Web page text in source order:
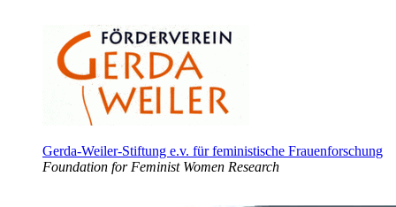
Gerda-Weiler-Stiftung e.v. für feministische Frauenforschung
Foundation for Feminist Women Research